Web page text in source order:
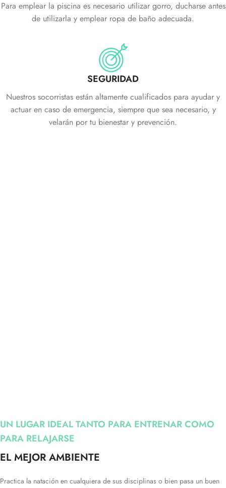
Para emplear la piscina es necesario utilizar gorro, ducharse antes
de utilizarla y emplear ropa de baño adecuada.
SEGURIDAD
Nuestros socorristas están altamente cualificados para ayudar y
actuar en caso de emergencia, siempre que sea necesario, y
velarán por tu bienestar y prevención.
UN LUGAR IDEAL TANTO PARA ENTRENAR COMO
PARA RELAJARSE
EL MEJOR AMBIENTE
Practica la natación en cualquiera de sus disciplinas o bien pasa un buen